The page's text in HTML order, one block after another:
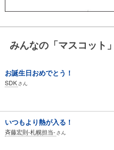
みんなの「マスコット
お誕生日おめでとう！
SDK さん
いつもより熱が入る！
斉藤宏則-札幌担当- さん